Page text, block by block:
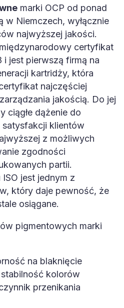
marki OCP od ponad
w Niemczech, wyłącznie
najwyższej jakości.
międzynarodowy certyfikat
i jest pierwszą firmą na
kartridży, która
najczęściej
jakością. Do jej
ciągłe dążenie do
klientów
z możliwych
zgodności
partii.
jest jednym z
który daje pewność, że
osiągane.
pigmentowych marki
na blaknięcie
kolorów
przenikania